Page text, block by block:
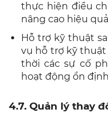
thực hiện điều
nâng cao hiệu
Hỗ trợ kỹ thuật
vụ hỗ trợ kỹ
thời các sự cố
hoạt động ổn
4.7. Quản lý thay